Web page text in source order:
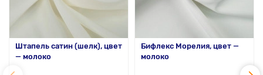
Штапель сатин (шелк), цвет
— молоко
Бифлекс Морелия, цвет —
молоко